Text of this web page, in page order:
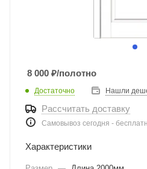
8 000 ₽/полотно
Достаточно Нашли
Рассчитать доставку
Самовывоз сегодня -
Характеристики